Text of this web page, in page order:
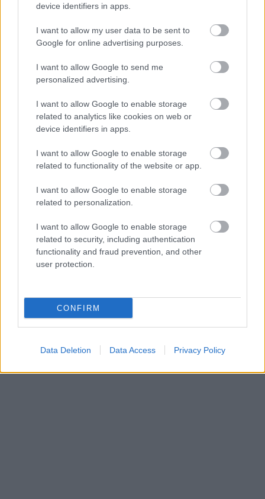
device identifiers in apps.
I want to allow my user data to be sent to
Google for online advertising purposes.
I want to allow Google to send me
personalized advertising.
I want to allow Google to enable storage
related to analytics like cookies on web or
device identifiers in apps.
I want to allow Google to enable storage
related to functionality of the website or app.
I want to allow Google to enable storage
related to personalization.
I want to allow Google to enable storage
related to security, including authentication
functionality and fraud prevention, and other
user protection.
CONFIRM
Data Deletion Data Access Privacy Policy
ΓΝΩΜΕΣ
11/03/2026
Από την Περούτζια του 2000
στο σήμερα: Tο τρίτο
Παναθηναϊκού με την
ιστορία
08/03/2026
Αναγνώριση και σεβασμός
οι σημαντικότερες νίκες του
Α.Ο. Θήρας